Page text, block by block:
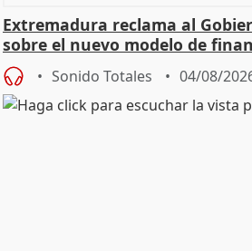
Extremadura reclama al
sobre el nuevo modelo de
Sonido Totales 04/08/